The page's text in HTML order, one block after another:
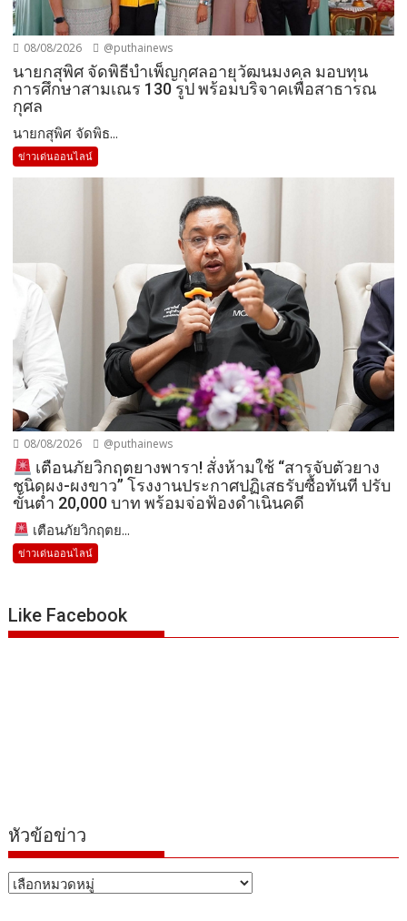
08/08/2026 @puthainews
นายกสุพิศ จัดพิธีบำเพ็ญกุศลอายุวัฒนมงคล มอบทุน
การศึกษาสามเณร 130 รูป พร้อมบริจาคเพื่อสาธารณ
กุศล
นายกสุพิศ จัดพิธ...
ข่าวเด่นออนไลน์
08/08/2026 @puthainews
เตือนภัยวิกฤตยางพารา! สั่งห้ามใช้ “สารจับตัวยาง
ชนิดผง-ผงขาว” โรงงานประกาศปฏิเสธรับซื้อทันที ปรับ
ขั้นต่ำ 20,000 บาท พร้อมจ่อฟ้องดำเนินคดี
เตือนภัยวิกฤตย...
ข่าวเด่นออนไลน์
Like Facebook
หัวข้อข่าว
หัวข้อ